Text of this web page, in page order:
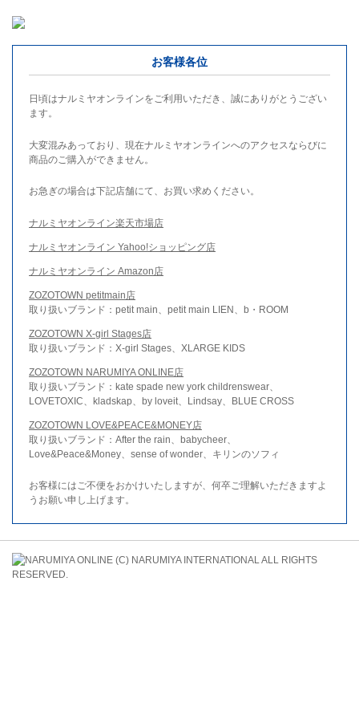
お客様各位
日頃はナルミヤオンラインをご利用いただき、誠にありがとうござい
ます。
大変混みあっており、現在ナルミヤオンラインへのアクセスならびに
商品のご購入ができません。
お急ぎの場合は下記店舗にて、お買い求めください。
ナルミヤオンライン楽天市場店
ナルミヤオンライン Yahoo!ショッピング店
ナルミヤオンライン Amazon店
ZOZOTOWN petitmain店
取り扱いブランド：petit main、petit main LIEN、b・ROOM
ZOZOTOWN X-girl Stages店
取り扱いブランド：X-girl Stages、XLARGE KIDS
ZOZOTOWN NARUMIYA ONLINE店
取り扱いブランド：kate spade new york childrenswear、
LOVETOXIC、kladskap、by loveit、Lindsay、BLUE CROSS
ZOZOTOWN LOVE&PEACE&MONEY店
取り扱いブランド：After the rain、babycheer、
Love&Peace&Money、sense of wonder、キリンのソフィ
お客様にはご不便をおかけいたしますが、何卒ご理解いただきますよ
うお願い申し上げます。